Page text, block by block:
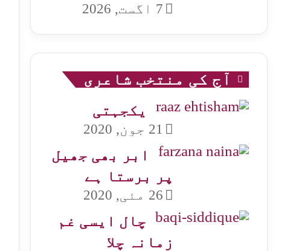
7 اگست, 2026
آج کی منتخب شاعری
یکجہتی
21 جون, 2020
ابر بھی جھیل
پر برستا ہے
26 مئی, 2020
چال ایسی غم
زمانہ چلا